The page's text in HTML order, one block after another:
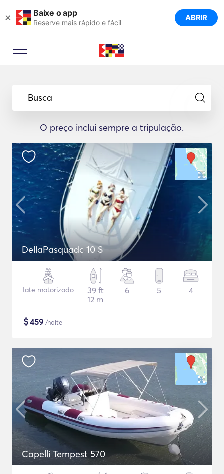
× Baixe o app
Reserve mais rápido e fácil ABRIR
Busca
O preço inclui sempre a tripulação.
DellaPasquadc 10 S
Iate motorizado
39 ft
12 m
6 5 4
$459 /noite
Capelli Tempest 570